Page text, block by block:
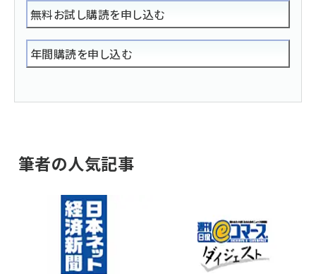
無料お試し購読を申し込む
年間購読を申し込む
筆者の人気記事